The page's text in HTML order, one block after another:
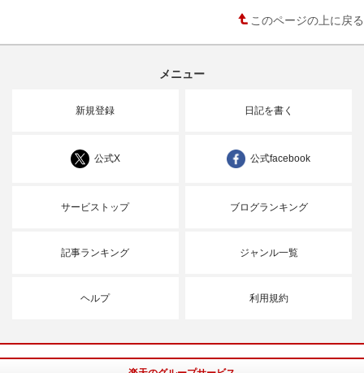
このページの上に戻る
メニュー
新規登録 日記を書く
公式X 公式facebook
サービストップ ブログランキング
記事ランキング ジャンル一覧
ヘルプ 利用規約